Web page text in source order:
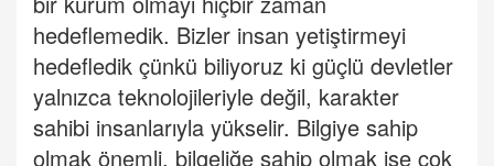
hedeflemedik. Bizler insan yetiştirmeyi
hedefledik çünkü biliyoruz ki güçlü devletler
yalnızca teknolojileriyle değil, karakter
sahibi insanlarıyla yükselir. Bilgiye sahip
olmak önemli, bilgeliğe sahip olmak ise çok